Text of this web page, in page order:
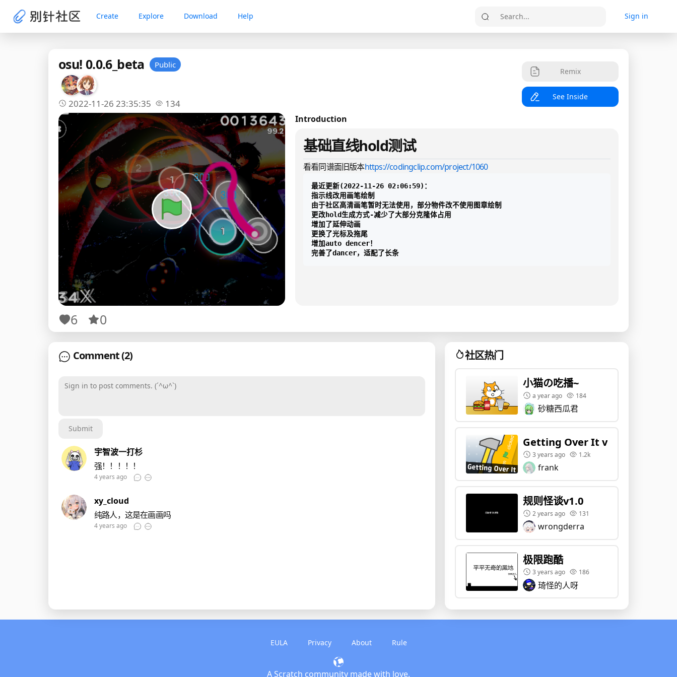
Create Explore Download Help
Search...
Sign in
osu! 0.0.6_beta Public
2022-11-26 23:35:35 134
Remix
See Inside
Introduction
基础直线hold测试
看看同谱面旧版本https://codingclip.com/project/1060
最近更新(2022-11-26 02:06:59)：
指示线改用画笔绘制
由于社区高清画笔暂时无法使用，部分物件改不使用图章绘制
更改hold生成方式-减少了大部分克隆体占用
增加了延伸动画
更换了光标及拖尾
增加auto dencer！
6 0
社区热门
小猫の吃播~
a year ago 184
砂糖西瓜君
Getting Over It v1.4
3 years ago 1.2k
frank
规则怪谈v1.0
2 years ago 131
wrongderra
极限跑酷
3 years ago 186
琦怪的人呀
Comment(2)
Submit
宇智波一打杉
强！！！！！
4 years ago
xy_cloud
纯路人，这是在画画吗
4 years ago
EULA Privacy About Rule
A Scratch community made with love.